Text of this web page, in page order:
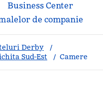
Business Center
de companie
Derby
/
Sud-Est
/ Camere